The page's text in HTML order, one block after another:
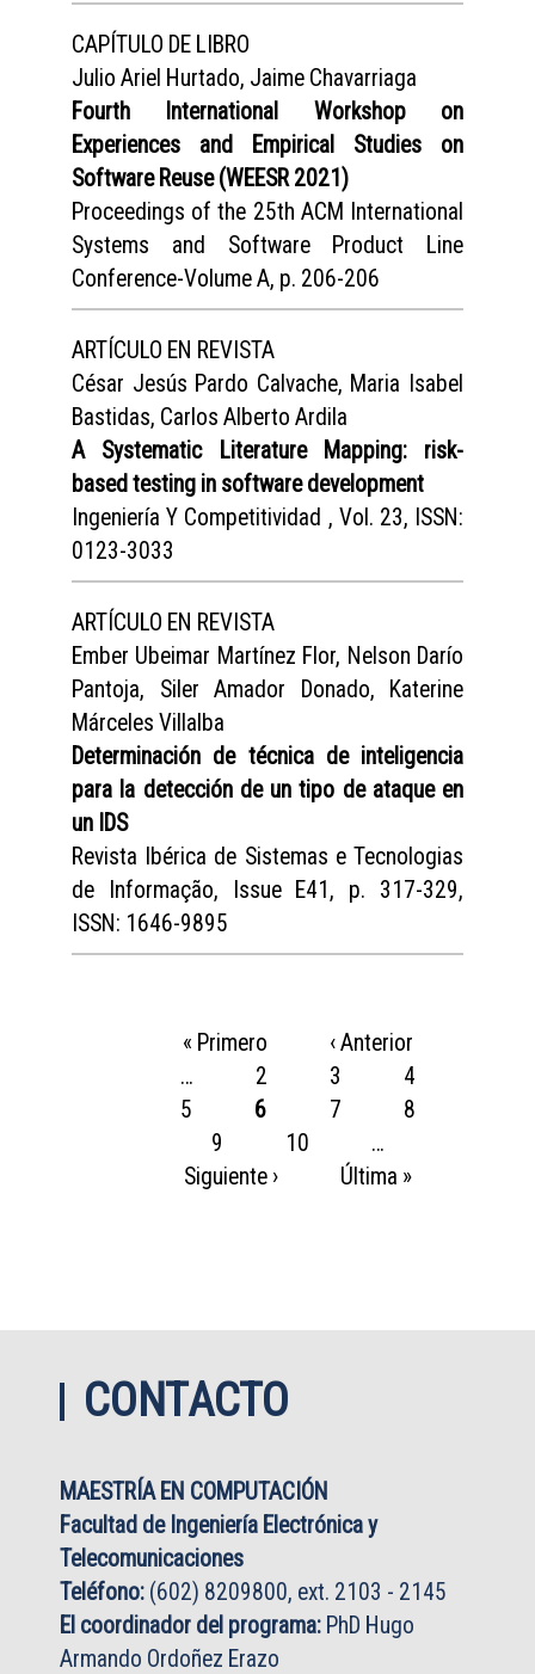
CAPÍTULO DE LIBRO
Julio Ariel Hurtado, Jaime Chavarriaga
Fourth International Workshop on
Experiences and Empirical Studies on
Software Reuse (WEESR 2021)
Proceedings of the 25th ACM International
Systems and Software Product Line
Conference-Volume A, p. 206-206
ARTÍCULO EN REVISTA
César Jesús Pardo Calvache, Maria Isabel
Bastidas, Carlos Alberto Ardila
A Systematic Literature Mapping: risk-
based testing in software development
Ingeniería Y Competitividad , Vol. 23, ISSN:
0123-3033
ARTÍCULO EN REVISTA
Ember Ubeimar Martínez Flor, Nelson Darío
Pantoja, Siler Amador Donado, Katerine
Márceles Villalba
Determinación de técnica de inteligencia
para la detección de un tipo de ataque en
un IDS
Revista Ibérica de Sistemas e Tecnologias
de Informação, Issue E41, p. 317-329,
ISSN: 1646-9895
« Primero
‹ Anterior
…
2 3
4
5
6 7
8
9
10
…
Siguiente ›
Última »
CONTACTO
MAESTRÍA EN COMPUTACIÓN
Facultad de Ingeniería Electrónica y
Telecomunicaciones
Teléfono: (602) 8209800, ext. 2103 - 2145
El coordinador del programa: PhD Hugo
Armando Ordoñez Erazo